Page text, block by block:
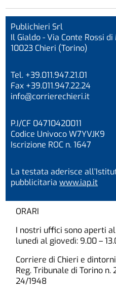
Publichieri Srl
Il Gialdo - Via Conte Rossi
10023 Chieri (Torino)
Tel. +39.011.947.21.01
Fax +39.011.947.22.24
info@corrierechieri.it
P.I/CF 04710420011
Codice Univoco W7YVJK9
Iscrizione ROC n. 1647
La testata aderisce
pubblicitariawww.iap.it
ORARI
I nostri uffici sono aperti
lunedì al giovedì: 9.00 –
Corriere di Chieri e
Reg. Tribunale di Torino
24/1948